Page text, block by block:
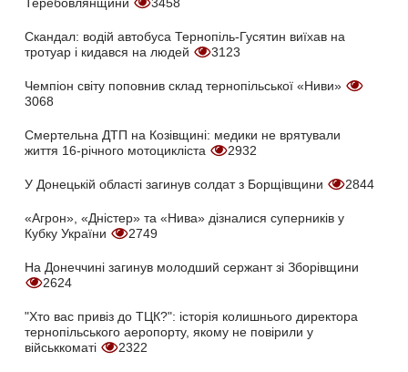
Скандал: водій автобуса Тернопіль-Гусятин виїхав на
тротуар і кидався на людей
3123
Чемпіон світу поповнив склад тернопільської «Ниви»
3068
Смертельна ДТП на Козівщині: медики не врятували
життя 16-річного мотоцикліста
2932
У Донецькій області загинув солдат з Борщівщини 2844
«Агрон», «Дністер» та «Нива» дізналися суперників у
Кубку України
2749
На Донеччині загинув молодший сержант зі Зборівщини
2624
"Хто вас привіз до ТЦК?": історія колишнього директора
тернопільського аеропорту, якому не повірили у
військкоматі
2322